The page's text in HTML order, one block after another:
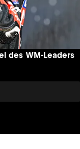
des WM-Leaders